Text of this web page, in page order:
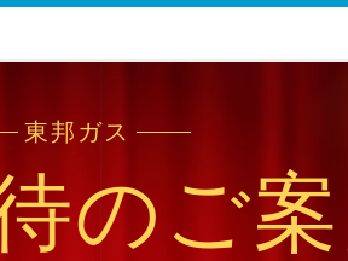
東邦ガス
のご